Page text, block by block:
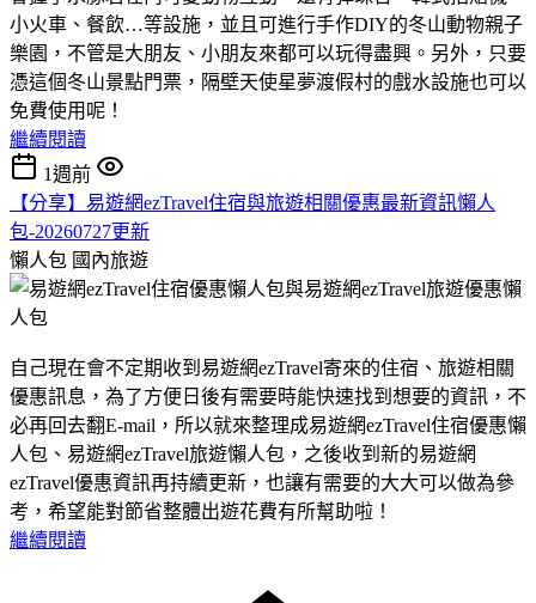
小火車、餐飲…等設施，並且可進行手作DIY的冬山動物親子
樂園，不管是大朋友、小朋友來都可以玩得盡興。另外，只要
憑這個冬山景點門票，隔壁天使星夢渡假村的戲水設施也可以
免費使用呢！
繼續閱讀
1週前
【分享】易遊網ezTravel住宿與旅遊相關優惠最新資訊懶人
包-20260727更新
懶人包 國內旅遊
自己現在會不定期收到易遊網ezTravel寄來的住宿、旅遊相關
優惠訊息，為了方便日後有需要時能快速找到想要的資訊，不
必再回去翻E-mail，所以就來整理成易遊網ezTravel住宿優惠懶
人包、易遊網ezTravel旅遊懶人包，之後收到新的易遊網
ezTravel優惠資訊再持續更新，也讓有需要的大大可以做為參
考，希望能對節省整體出遊花費有所幫助啦！
繼續閱讀